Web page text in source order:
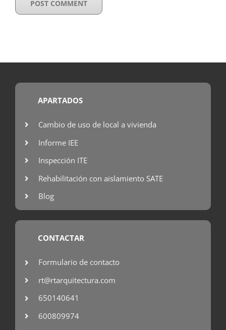
APARTADOS
Cambio de uso de local a vivienda
Informe IEE
Inspección ITE
Rehabilitación con aislamiento SATE
Blog
CONTACTAR
Formulario de contacto
rt@rtarquitectura.com
650140641
600809974